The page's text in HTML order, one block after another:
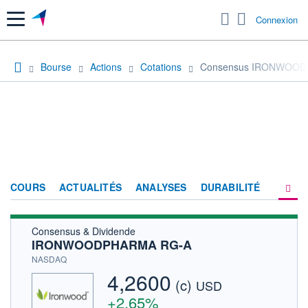
Menu Connexion
Bourse Actions Cotations Consensus
COURS ACTUALITÉS ANALYSES DURABILITÉ
HISTORIQUE
Consensus & Dividende
IRONWOODPHARMA RG-A
NASDAQ
4,2600 (c) USD
+2,65%